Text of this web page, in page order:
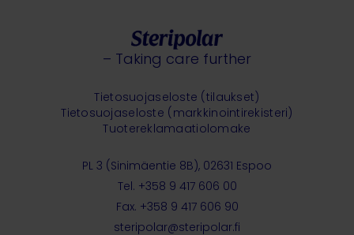
– Taking care further
PL 3 (Sinimäentie 8B), 02631 Espoo
Tel. +358 9 417 606 00
Fax. +358 9 417 606 90
steripolar@steripolar.fi
Tietosuojaseloste (tilaukset)
Tietosuojaseloste (markkinointirekisteri)
Tuotereklamaatiolomake